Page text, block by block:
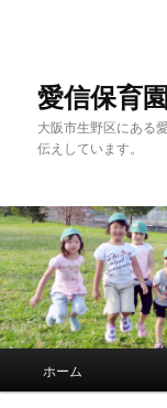
愛信保育
大阪市生野区にある
伝えしています。
メインコンテンツ
サブコンテンツへ
ホーム